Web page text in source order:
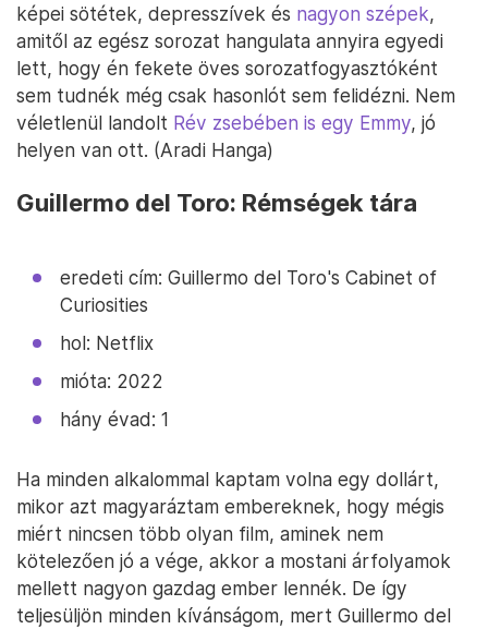
képei sötétek, depresszívek és nagyon szépek,
amitől az egész sorozat hangulata annyira egyedi
lett, hogy én fekete öves sorozatfogyasztóként
sem tudnék még csak hasonlót sem felidézni. Nem
véletlenül landolt Rév zsebében is egy Emmy, jó
helyen van ott. (Aradi Hanga)
Guillermo del Toro: Rémségek tára
eredeti cím: Guillermo del Toro's Cabinet of
Curiosities
hol: Netflix
mióta: 2022
hány évad: 1
Ha minden alkalommal kaptam volna egy dollárt,
mikor azt magyaráztam embereknek, hogy mégis
miért nincsen több olyan film, aminek nem
kötelezően jó a vége, akkor a mostani árfolyamok
mellett nagyon gazdag ember lennék. De így
teljesüljön minden kívánságom, mert Guillermo del